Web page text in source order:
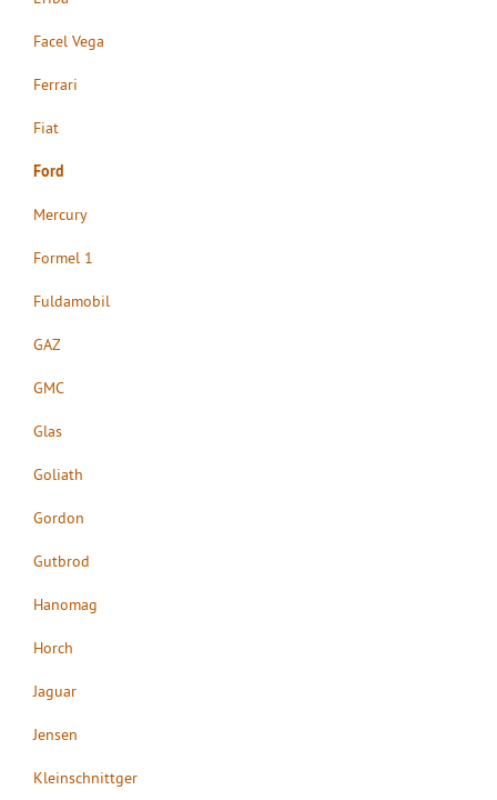
Facel Vega
Ferrari
Fiat
Ford
Mercury
Formel 1
Fuldamobil
GAZ
GMC
Glas
Goliath
Gordon
Gutbrod
Hanomag
Horch
Jaguar
Jensen
Kleinschnittger